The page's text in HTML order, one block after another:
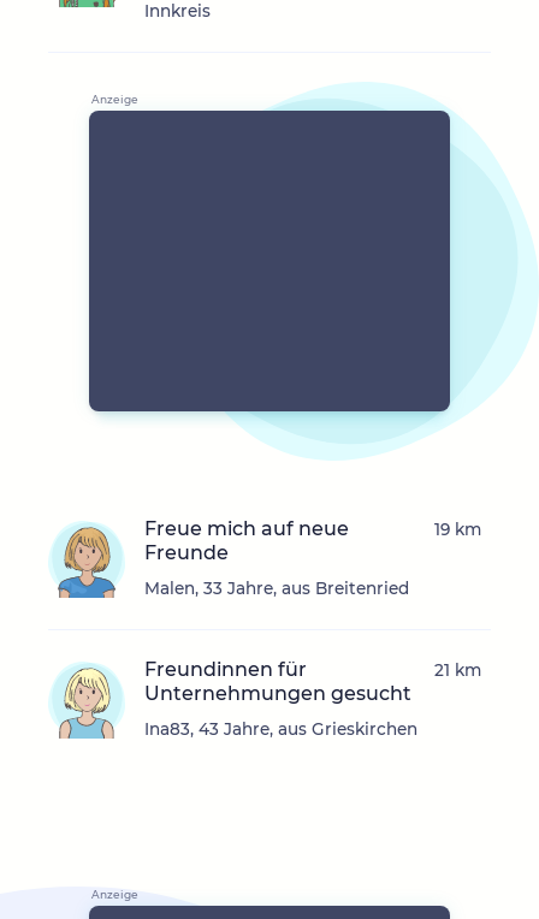
Innkreis
Freue mich auf neue
Freunde
Malen, 33 Jahre, aus Breitenried
19 km
Freundinnen für
Unternehmungen gesucht
Ina83, 43 Jahre, aus Grieskirchen
21 km